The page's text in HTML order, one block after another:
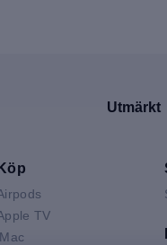
Utmärkt
Köp
TV